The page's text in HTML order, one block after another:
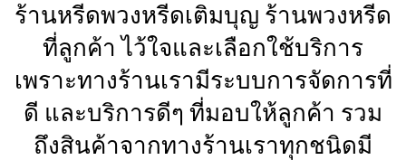
ร้านหรีดพวงหรีดเติมบุญ ร้านพวงหรีด
ที่ลูกค้า ไว้ใจและเลือกใช้บริการ
เพราะทางร้านเรามีระบบการจัดการที่
ดี และบริการดีๆ ที่มอบให้ลูกค้า รวม
ถึงสินค้าจากทางร้านเราทุกชนิดมี